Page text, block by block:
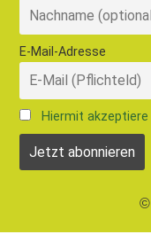
E-Mail-Adresse
Hiermit
©